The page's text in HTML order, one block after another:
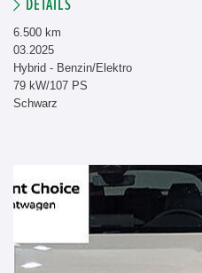
DETAILS
6.500 km
03.2025
Hybrid - Benzin/Elektro
79 kW/107 PS
Schwarz